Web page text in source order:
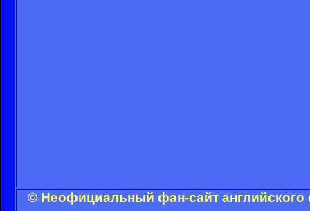
© Неофициальный фан-сайт английского